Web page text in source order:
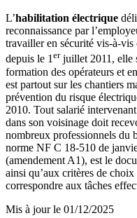
L’habilitation électrique
reconnaissance par
travailler en sécurité vis-à-vis
depuis le 1erjuillet 2011, elle
formation des opérateurs et
est partout sur les chantiers
prévention du risque
2010. Tout salarié
dans son voisinage doit
nombreux professionnels du
norme NF C 18-510 de
(amendement A1), est le
ainsi qu’aux critères de
correspondre aux tâches
Mis à jour le 01/12/2025